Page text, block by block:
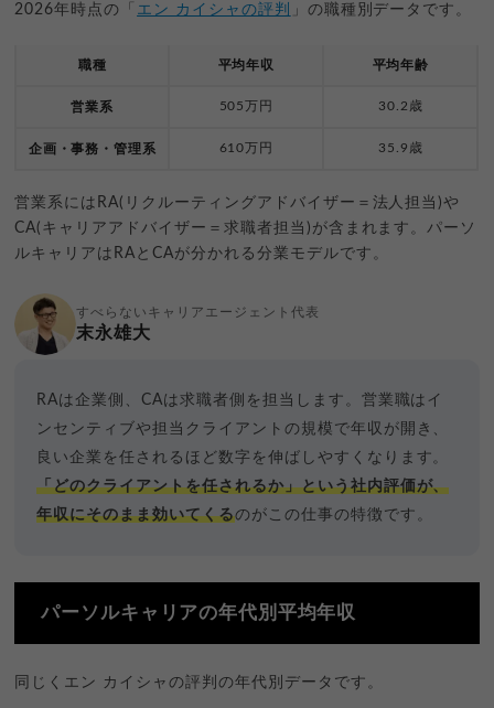
2026年時点の「 エン カイシャの評判 」の職種別データです。
職種 平均年収 平均年齢
営業系 505万円 30.2歳
企画・事務・管理系 610万円 35.9歳
営業系にはRA(リクルーティングアドバイザー＝法人担当)や
CA(キャリアアドバイザー＝求職者担当)が含まれます。パーソ
ルキャリアはRAとCAが分かれる分業モデルです。
すべらないキャリアエージェント代表
末永雄大
RAは企業側、CAは求職者側を担当します。営業職はイ
ンセンティブや担当クライアントの規模で年収が開き、
良い企業を任されるほど数字を伸ばしやすくなります。
「どのクライアントを任されるか」という社内評価が、
年収にそのまま効いてくるのがこの仕事の特徴です。
パーソルキャリアの年代別平均年収
同じくエン カイシャの評判の年代別データです。